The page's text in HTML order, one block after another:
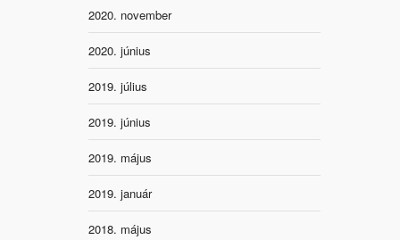
2020. november
2020. június
2019. július
2019. június
2019. május
2019. január
2018. május